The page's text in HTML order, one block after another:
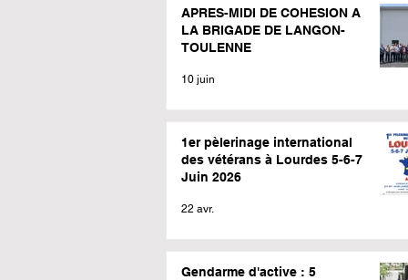
APRES-MIDI DE COHESION A
LA BRIGADE DE LANGON-
TOULENNE
10 juin
1er pèlerinage international
des vétérans à Lourdes 5-6-7
Juin 2026
22 avr.
Gendarme d'active : 5